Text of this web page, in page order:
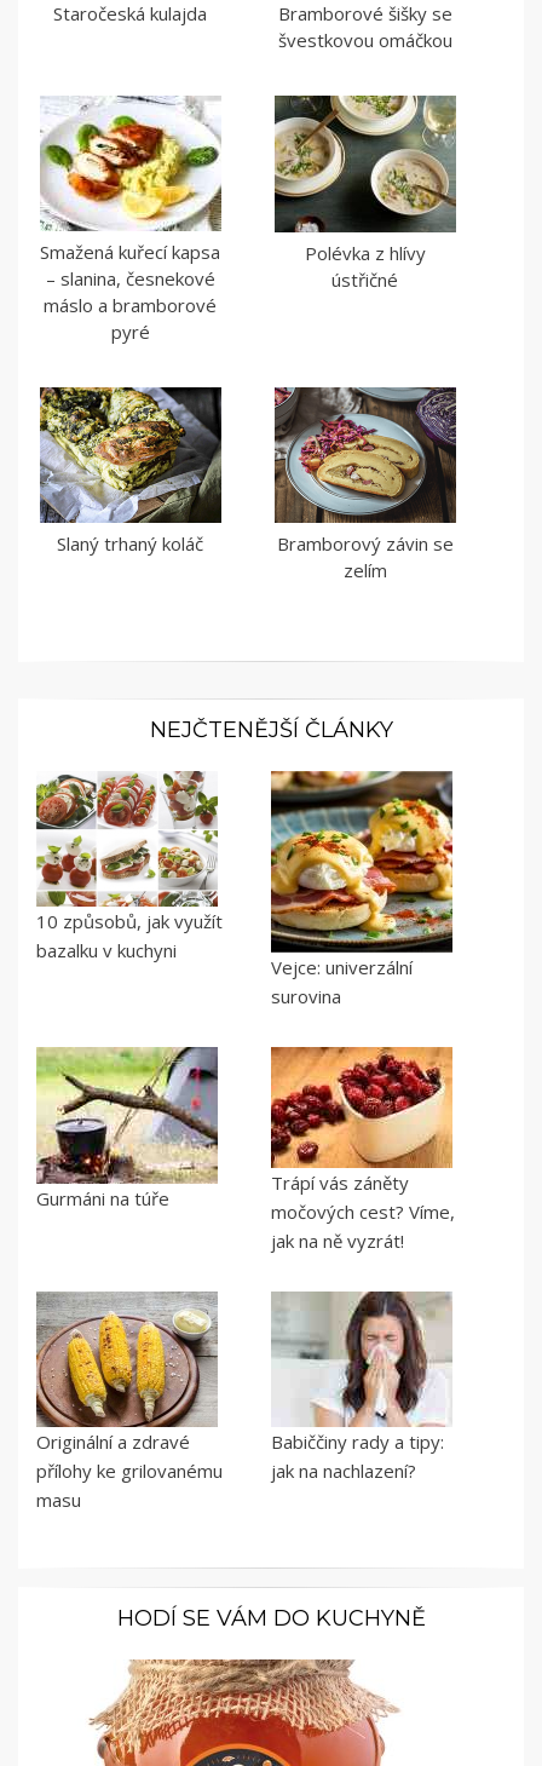
Staročeská kulajda
Bramborové šišky se
švestkovou omáčkou
Smažená kuřecí kapsa
– slanina, česnekové
máslo a bramborové
pyré
Polévka z hlívy
ústřičné
Slaný trhaný koláč
Bramborový závin se
zelím
NEJČTENĚJŠÍ ČLÁNKY
10 způsobů, jak využít
bazalku v kuchyni
Vejce: univerzální
surovina
Gurmáni na túře
Trápí vás záněty
močových cest? Víme,
jak na ně vyzrát!
Originální a zdravé
přílohy ke grilovanému
masu
Babiččiny rady a tipy:
jak na nachlazení?
HODÍ SE VÁM DO KUCHYNĚ